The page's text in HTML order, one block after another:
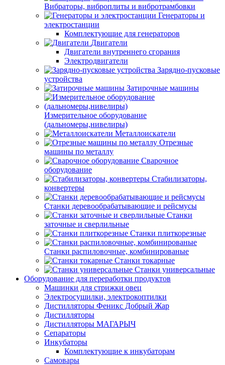
Вибраторы, виброплиты и вибротрамбовки
Генераторы и
электростанции
Комплектующие для генераторов
Двигатели
Двигатели внутреннего сгорания
Электродвигатели
Зарядно-пусковые
устройства
Затирочные машины
Измерительное оборудование
(дальномеры,нивелиры)
Металлоискатели
Отрезные
машины по металлу
Сварочное
оборудование
Стабилизаторы,
конвертеры
Станки деревообрабатывающие и рейсмусы
Станки
заточные и сверлильные
Станки плиткорезные
Станки распиловочные, комбинированые
Станки токарные
Станки универсальные
Оборудование для переработки продуктов
Машинки для стрижки овец
Электросушилки, электрокоптилки
Дистилляторы Феникс Добрый Жар
Дистилляторы
Дистилляторы МАГАРЫЧ
Сепараторы
Инкубаторы
Комплектующие к инкубаторам
Самовары